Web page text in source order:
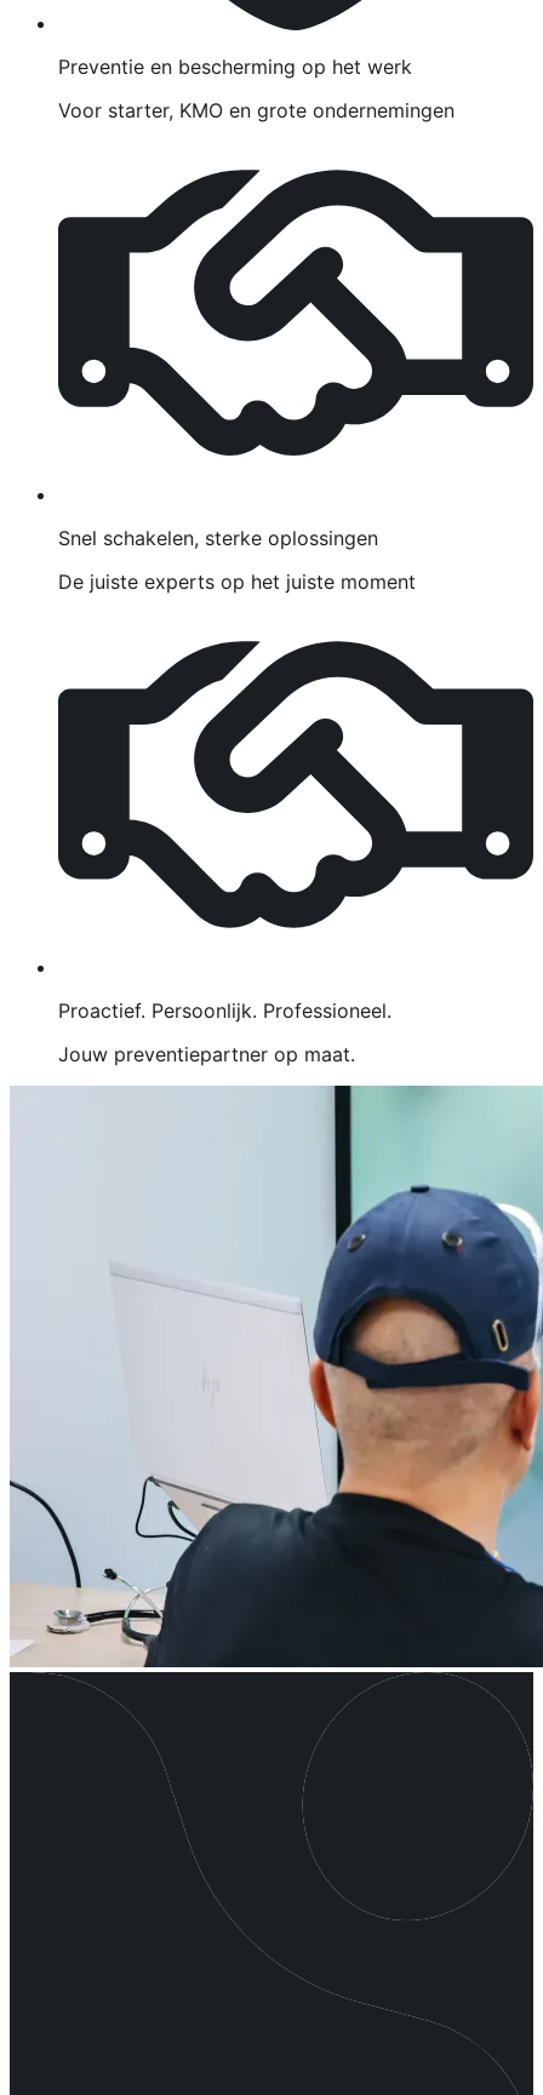
Preventie en bescherming op het werk
Voor starter, KMO en grote ondernemingen
Snel schakelen, sterke oplossingen
De juiste experts op het juiste moment
Proactief. Persoonlijk. Professioneel.
Jouw preventiepartner op maat.